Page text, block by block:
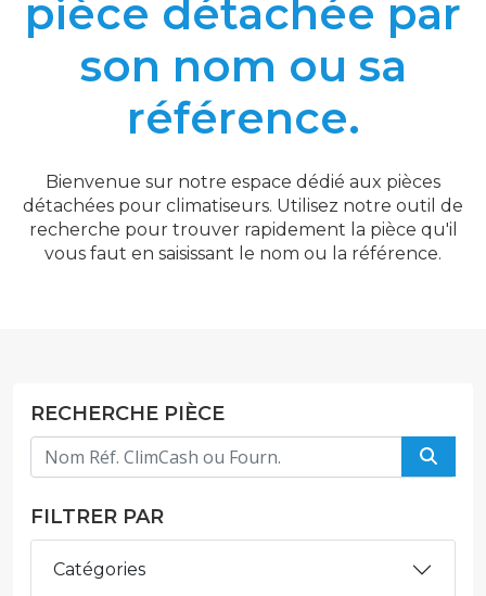
pièce détachée par
son nom ou sa
référence.
Bienvenue sur notre espace dédié aux pièces
détachées pour climatiseurs. Utilisez notre outil de
recherche pour trouver rapidement la pièce qu'il
vous faut en saisissant le nom ou la référence.
RECHERCHE PIÈCE
FILTRER PAR
Catégories